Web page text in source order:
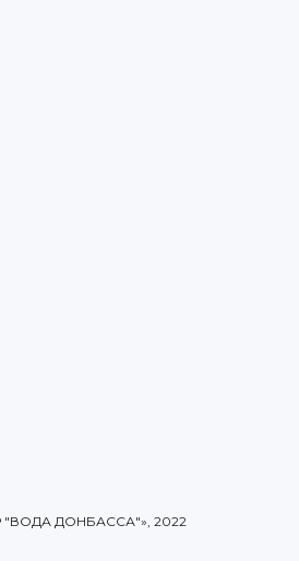
"ВОДА ДОНБАССА"», 2022